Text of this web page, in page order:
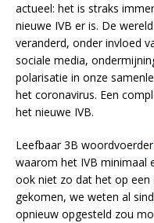
actueel: het is straks
nieuwe IVB er is. De
veranderd, onder invloed
sociale media,
polarisatie in onze
het coronavirus. Een
het nieuwe IVB.
Leefbaar 3B woordvoerder
waarom het IVB minimaal
ook niet zo dat het op
gekomen, we weten al
opnieuw opgesteld zou